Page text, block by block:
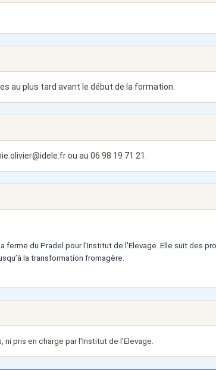
au plus tard avant le début de la formation.
ou au 06 98 19 71 21.
ferme du Pradel pour l'Institut de l'Elevage. Elle suit des
la transformation fromagère.
pris en charge par l'Institut de l'Elevage.